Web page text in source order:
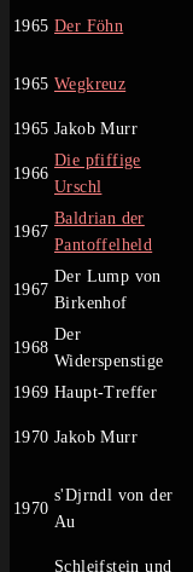
1965 Der Föhn
1965 Wegkreuz
1965 Jakob Murr
1966
Die pfiffige
Urschl
1967
Baldrian der
Pantoffelheld
1967
Der Lump von
Birkenhof
1968
Der
Widerspenstige
1969 Haupt-Treffer
1970 Jakob Murr
1970
s'Djrndl von der
Au
Schleifstein und